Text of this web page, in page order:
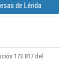
de Lérida
173.817 del